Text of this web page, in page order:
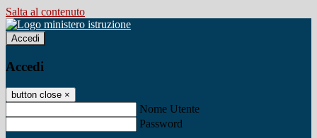
Salta al contenuto
Accedi
Accedi
button close ×
Nome Utente
Password